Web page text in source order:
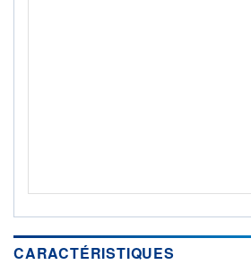
CARACTÉRISTIQUES